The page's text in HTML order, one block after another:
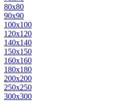
80х80
90х90
100х100
120х120
140х140
150х150
160х160
180х180
200х200
250х250
300х300